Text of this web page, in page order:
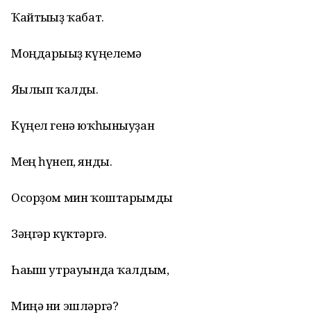
Ҡайтығыҙ ҡабат.
Моңдарығыҙ күңелемә
Яғылып ҡалды.
Күңел генә юҡһыныуҙан
Мең һүнеп, янды.
Осорҙом мин ҡоштарымды
Зәңгәр күктәргә.
Һағыш утрауында ҡалдым,
Миңә ни эшләргә?